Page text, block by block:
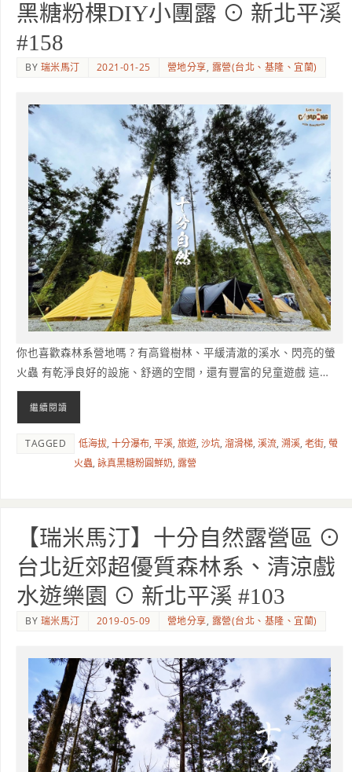
黑糖粉棵DIY小團露 ⊙ 新北平溪
#158
BY 瑞米馬汀 2021-01-25 營地分享, 露營(台北、基隆、宜蘭)
你也喜歡森林系營地嗎 ? 有高聳樹林、平緩清澈的溪水、閃亮的螢
火蟲 有乾淨良好的設施、舒適的空間，還有豐富的兒童遊戲 這…
繼續閱讀
TAGGED 低海拔,十分瀑布,平溪,旅遊,沙坑,溜滑梯,溪流,溯溪,老街,螢
火蟲,詠真黑糖粉圓鮮奶, 露營
【瑞米馬汀】十分自然露營區 ⊙
台北近郊超優質森林系、清涼戲
水遊樂園 ⊙ 新北平溪 #103
BY 瑞米馬汀 2019-05-09 營地分享, 露營(台北、基隆、宜蘭)